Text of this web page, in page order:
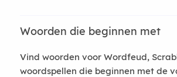
Woorden die beginnen met
Vind woorden voor Wordfeud,
woordspellen die beginnen met de